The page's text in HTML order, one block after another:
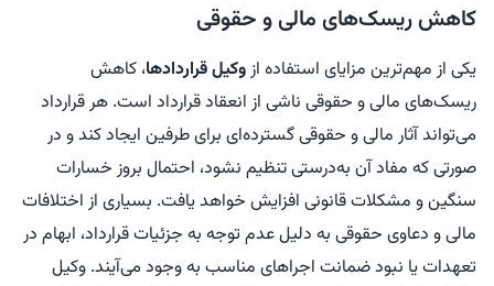
کاهش ریسک‌های مالی و حقوقی
یکی از مهم‌ترین مزایای استفاده ازوکیل قراردادها، کاهش
ریسک‌های مالی و حقوقی ناشی از انعقاد قرارداد است. هر قرارداد
می‌تواند آثار مالی و حقوقی گسترده‌ای برای طرفین ایجاد کند و در
صورتی که مفاد آن به‌درستی تنظیم نشود، احتمال بروز خسارات
سنگین و مشکلات قانونی افزایش خواهد یافت. بسیاری از اختلافات
مالی و دعاوی حقوقی به دلیل عدم توجه به جزئیات قرارداد، ابهام در
تعهدات یا نبود ضمانت اجراهای مناسب به وجود می‌آیند. وکیل